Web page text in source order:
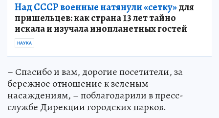
Над СССР военные натянули «сетку»для
пришельцев: как страна 13 лет тайно
искала и изучала инопланетных гостей
НАУКА
– Спасибо и вам, дорогие посетители, за
бережное отношение к зеленым
насаждениям, – поблагодарили в пресс-
службе Дирекции городских парков.